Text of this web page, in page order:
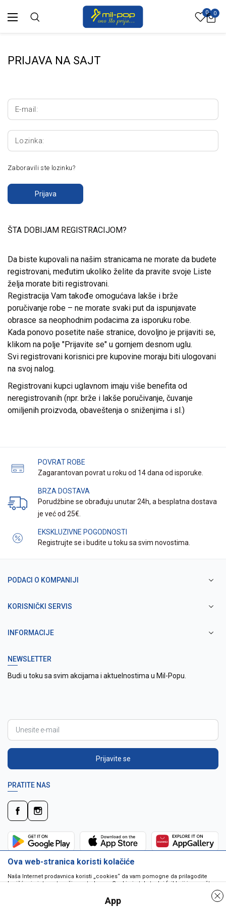
0 0
PRIJAVA NA SAJT
E-mail:
Lozinka:
Zaboravili ste lozinku?
Prijava
ŠTA DOBIJAM REGISTRACIJOM?
Da biste kupovali na našim stranicama ne morate da budete
registrovani, međutim ukoliko želite da pravite svoje Liste
želja morate biti registrovani.
Registracija Vam takođe omogućava lakše i brže
poručivanje robe – ne morate svaki put da ispunjavate
obrasce sa neophodnim podacima za isporuku robe.
Kada ponovo posetite naše stranice, dovoljno je prijaviti se,
klikom na polje "Prijavite se" u gornjem desnom uglu.
Svi registrovani korisnici pre kupovine moraju biti ulogovani
na svoj nalog.
Registrovani kupci uglavnom imaju više benefita od
neregistrovanih (npr. brže i lakše poručivanje, čuvanje
omiljenih proizvoda, obaveštenja o sniženjima i sl.)
POVRAT ROBE
Zagarantovan povrat u roku od 14 dana od isporuke.
BRZA DOSTAVA
Porudžbine se obrađuju unutar 24h, a besplatna dostava
je već od 25€.
EKSKLUZIVNE POGODNOSTI
Registrujte se i budite u toku sa svim novostima.
PODACI O KOMPANIJI
KORISNIČKI SERVIS
INFORMACIJE
NEWSLETTER
Budi u toku sa svim akcijama i aktuelnostima u Mil-Popu.
Prijavite se
PRATITE NAS
Ova web-stranica koristi kolačiće
Naša Internet prodavnica koristi „cookies“ da vam pomogne da prilagodite
korišćenje interneta vašim potrebama. Cookie je tekstualni fajl koji je smešten
da pokrenu program ili da isporuče virus vašem računaru. Cookie-i su
jedinstveno dodeljeni vama, i jedino mogu biti pročitani od strane web servera
App